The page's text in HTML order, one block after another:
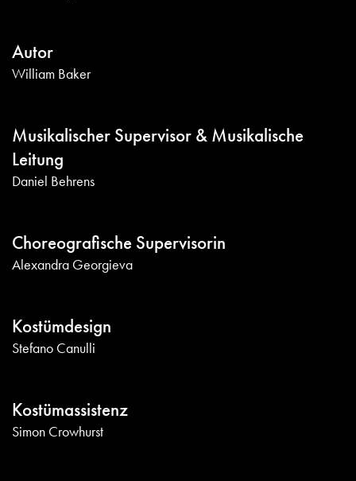
Autor
William Baker
Musikalischer Supervisor & Musikalische
Leitung
Daniel Behrens
Choreografische Supervisorin
Alexandra Georgieva
Kostümdesign
Stefano Canulli
Kostümassistenz
Simon Crowhurst